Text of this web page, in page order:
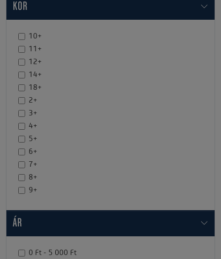
KOR
10+
11+
12+
14+
18+
2+
3+
4+
5+
6+
7+
8+
9+
ÁR
0 Ft - 5 000 Ft